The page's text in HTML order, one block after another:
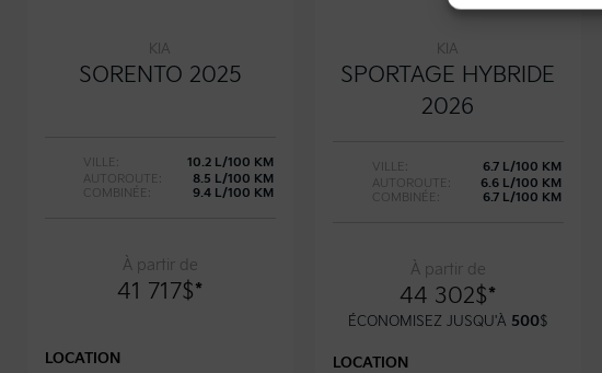
KIA
SORENTO 2025
VILLE:
10.2 L/100 KM
AUTOROUTE:
8.5 L/100 KM
COMBINÉE:
9.4 L/100 KM
À partir de
41 717$*
LOCATION
KIA
SPORTAGE HYBRIDE
2026
VILLE:
6.7 L/100 KM
AUTOROUTE:
6.6 L/100 KM
COMBINÉE:
6.7 L/100 KM
À partir de
44 302$*
ÉCONOMISEZ JUSQU'À 500$
LOCATION